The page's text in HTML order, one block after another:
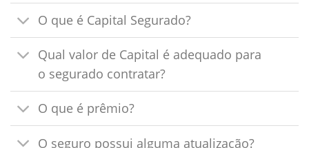
O que é Capital Segurado?
Qual valor de Capital é adequado para
o segurado contratar?
O que é prêmio?
O seguro possui alguma atualização?